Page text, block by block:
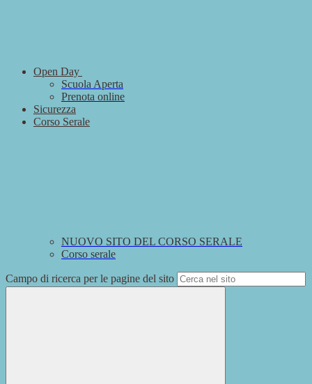
Open Day
Scuola Aperta
Prenota online
Sicurezza
Corso Serale
NUOVO SITO DEL CORSO SERALE
Corso serale
Campo di ricerca per le pagine del sito